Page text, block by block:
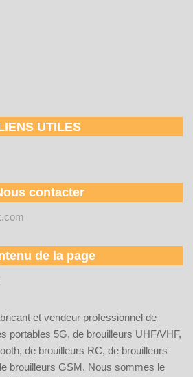
UTILES
contacter
de la page
et vendeur professionnel de
portables 5G, de brouilleurs UHF/VHF,
de brouilleurs RC, de brouilleurs
brouilleurs GSM. Nous sommes le